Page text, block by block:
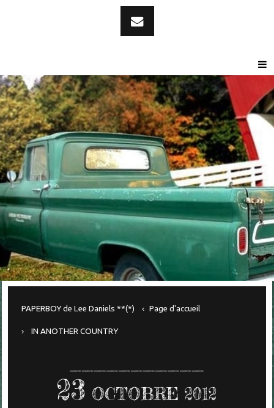
PAPERBOY de Lee Daniels **(*) Page d'accueil
IN ANOTHER COUNTRY
23 OCTOBRE 2012